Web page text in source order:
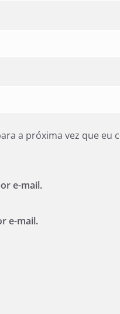
a próxima vez que eu
e-mail.
e-mail.